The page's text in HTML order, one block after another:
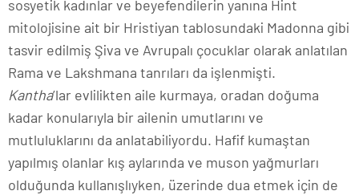
sosyetik kadınlar ve beyefendilerin yanına Hint
mitolojisine ait bir Hristiyan tablosundaki Madonna gibi
tasvir edilmiş Şiva ve Avrupalı çocuklar olarak anlatılan
Rama ve Lakshmana tanrıları da işlenmişti.
Kantha’lar evlilikten aile kurmaya, oradan doğuma
kadar konularıyla bir ailenin umutlarını ve
mutluluklarını da anlatabiliyordu. Hafif kumaştan
yapılmış olanlar kış aylarında ve muson yağmurları
olduğunda kullanışlıyken, üzerinde dua etmek için de